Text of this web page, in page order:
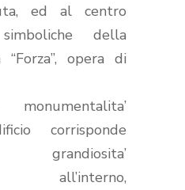
ed al centro
della
opera di
corrisponde
all’interno,